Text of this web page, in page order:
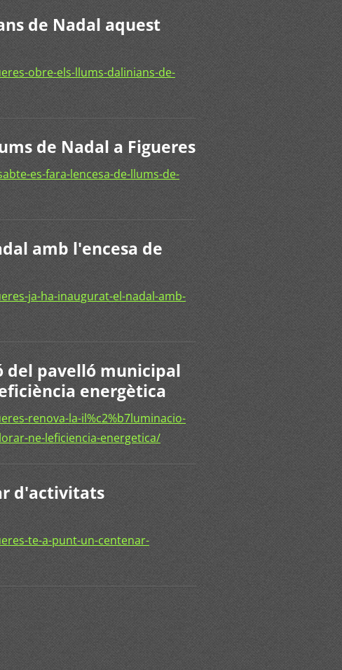
de Nadal aquest
obre-els-llums-dalinians-de-
de Nadal a Figueres
es-fara-lencesa-de-llums-de-
amb l'encesa de
ja-ha-inaugurat-el-nadal-amb-
del pavelló municipal
energètica
renova-la-il%c2%b7luminacio-
ne-leficiencia-energetica/
d'activitats
te-a-punt-un-centenar-